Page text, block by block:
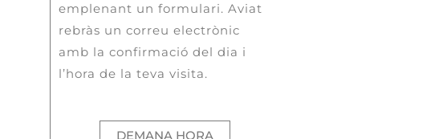
emplenant un formulari. Aviat
rebràs un correu electrònic
amb la confirmació del dia i
l’hora de la teva visita.
DEMANA HORA